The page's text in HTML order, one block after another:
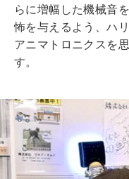
らに増幅した機械音
怖を与えるよう、ハ
アニマトロニクスを
す。